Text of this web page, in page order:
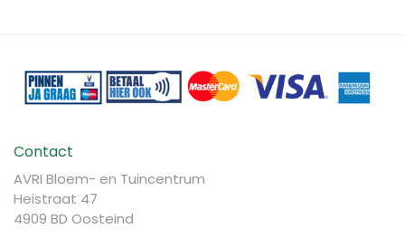
Contact
AVRI Bloem- en Tuincentrum
Heistraat 47
4909 BD Oosteind